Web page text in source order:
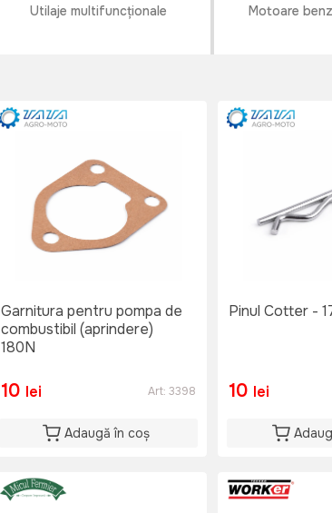
Utilaje multifuncționale Motoare
Garnitura pentru pompa de
combustibil (aprindere)
180N
10 lei Art: 3398
Adaugă în coș
Pinul Cotter -
10 lei